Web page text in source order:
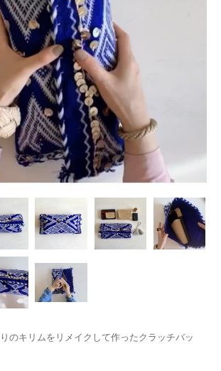
のキリムをリメイクして作ったクラッチバッ